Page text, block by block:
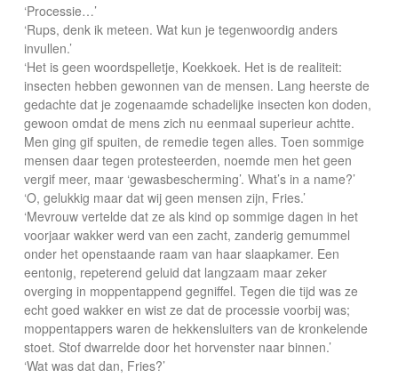
‘Processie…’
‘Rups, denk ik meteen. Wat kun je tegenwoordig anders
invullen.’
‘Het is geen woordspelletje, Koekkoek. Het is de realiteit:
insecten hebben gewonnen van de mensen. Lang heerste de
gedachte dat je zogenaamde schadelijke insecten kon doden,
gewoon omdat de mens zich nu eenmaal superieur achtte.
Men ging gif spuiten, de remedie tegen alles. Toen sommige
mensen daar tegen protesteerden, noemde men het geen
vergif meer, maar ‘gewasbescherming’. What’s in a name?’
‘O, gelukkig maar dat wij geen mensen zijn, Fries.’
‘Mevrouw vertelde dat ze als kind op sommige dagen in het
voorjaar wakker werd van een zacht, zanderig gemummel
onder het openstaande raam van haar slaapkamer. Een
eentonig, repeterend geluid dat langzaam maar zeker
overging in moppentappend gegniffel. Tegen die tijd was ze
echt goed wakker en wist ze dat de processie voorbij was;
moppentappers waren de hekkensluiters van de kronkelende
stoet. Stof dwarrelde door het horvenster naar binnen.’
‘Wat was dat dan, Fries?’